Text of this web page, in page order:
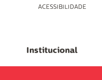
ACESSIBILIDADE
Institucional